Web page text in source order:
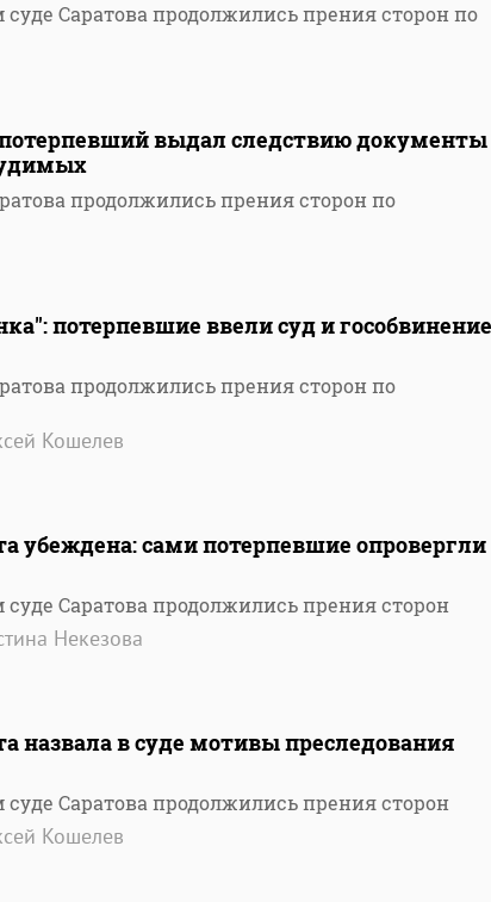
Саратова продолжились прения сторон по
выдал следствию документы
продолжились прения сторон по
потерпевшие ввели суд и
продолжились прения сторон по
Кошелев
убеждена: сами потерпевшие опровергли
Саратова продолжились прения сторон
Некезова
назвала в суде мотивы преследования
Саратова продолжились прения сторон
Кошелев